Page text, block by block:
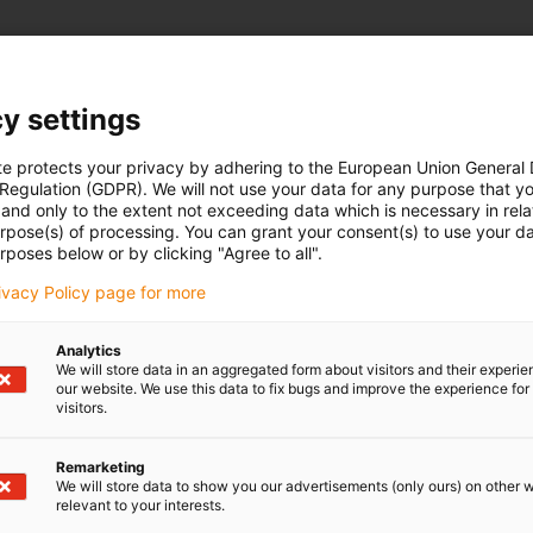
settings
protects your privacy by adhering to the European Union General
(GDPR). We will not use your data for any purpose that
only to the extent not exceeding data which is necessary in
of processing. You can grant your consent(s) to use your
below or by clicking "Agree to all".
Policy page for more
Analytics
We will store data in an aggregated form about visitors and their
our website. We use this data to fix bugs and improve the experience for
visitors.
Remarketing
We will store data to show you our advertisements (only ours) on other
relevant to your interests.